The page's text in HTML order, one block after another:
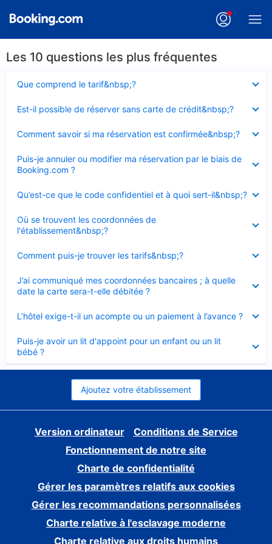
Les 10 questions les plus fréquentes
Que comprend le tarif&nbsp;?
fermé
Est-il possible de réserver sans carte de crédit&nbsp;?
fermé
Comment savoir si ma réservation est confirmée&nbsp;?
fermé
Puis-je annuler ou modifier ma réservation par le biais de
Booking.com ?
fermé
Qu’est-ce que le code confidentiel et à quoi sert-il&nbsp;?
fermé
Où se trouvent les coordonnées de
l'établissement&nbsp;?
fermé
Comment puis-je trouver les tarifs&nbsp;?
fermé
J’ai communiqué mes coordonnées bancaires ; à quelle
date la carte sera-t-elle débitée ?
fermé
L’hôtel exige-t-il un acompte ou un paiement à l’avance ?
fermé
Puis-je avoir un lit d'appoint pour un enfant ou un lit
bébé ?
fermé
Ajoutez votre établissement
Version ordinateur
Conditions de Service
Fonctionnement de notre site
Charte de confidentialité
Gérer les paramètres relatifs aux cookies
Gérer les recommandations personnalisées
Charte relative à l'esclavage moderne
Charte relative aux droits humains